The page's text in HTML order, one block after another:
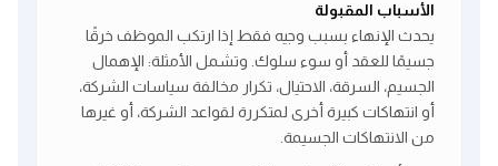
الأسباب المقبولة
يحدث الإنهاء بسبب وجيه فقط إذا ارتكب الموظف خرقًا
جسيمًا للعقد أو سوء سلوك. وتشمل الأمثلة: الإهمال
الجسيم، السرقة، الاحتيال، تكرار مخالفة سياسات الشركة،
أو انتهاكات كبيرة أخرى لمتكررة لقواعد الشركة، أو غيرها
من الانتهاكات الجسيمة.